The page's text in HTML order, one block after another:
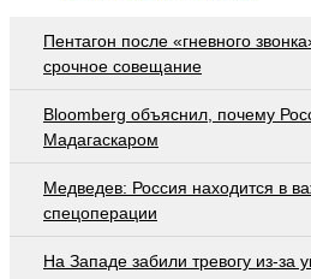
Пентагон после «гневного
срочное совещание
Bloomberg объяснил, почему
Мадагаскаром
Медведев: Россия находится в
спецоперации
На Западе забили тревогу из-за